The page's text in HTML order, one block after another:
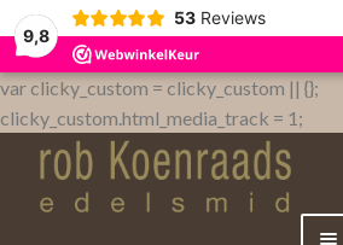
9,8
53 Reviews
var clicky_custom = clicky_custom || {};
clicky_custom.html_media_track = 1;